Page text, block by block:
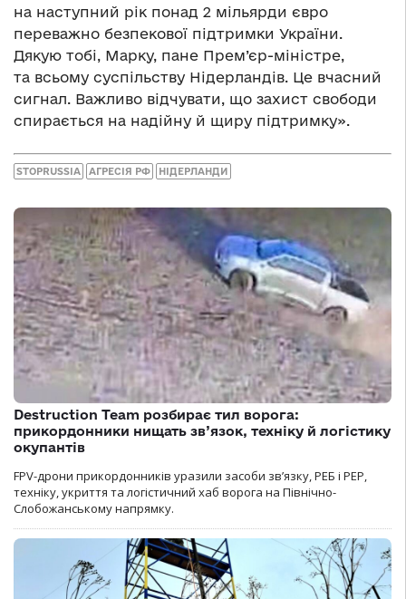
на наступний рік понад 2 мільярди євро
переважно безпекової підтримки України.
Дякую тобі, Марку, пане Прем’єр-міністре,
та всьому суспільству Нідерландів. Це вчасний
сигнал. Важливо відчувати, що захист свободи
спирається на надійну й щиру підтримку».
STOPRUSSIA АГРЕСІЯ РФ НІДЕРЛАНДИ
Destruction Team розбирає тил ворога:
прикордонники нищать зв’язок, техніку й логістику
окупантів
FPV-дрони прикордонників уразили засоби зв’язку, РЕБ і РЕР,
техніку, укриття та логістичний хаб ворога на Північно-
Слобожанському напрямку.